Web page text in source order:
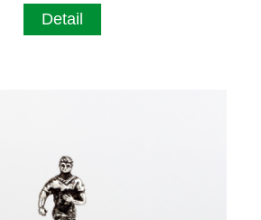
Detail